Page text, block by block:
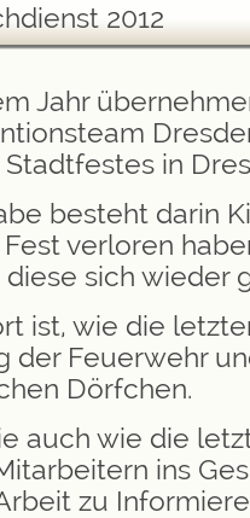
2012
Jahr
in
besteht darin
verloren
sich wieder
ist, wie die
der Feuerwehr
Dörfchen.
auch wie die
ins
zu